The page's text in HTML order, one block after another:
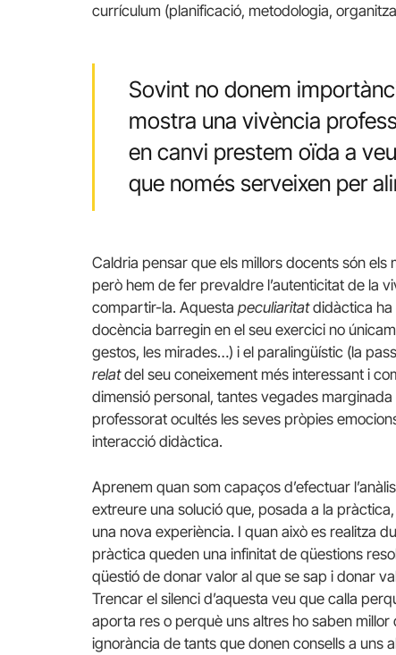
currículum (planificació, metodologia,
Sovint no donem
mostra una vivència
en canvi prestem oïda a
que només serveixen per
Caldria pensar que els millors docents són
però hem de fer prevaldre l’autenticitat de la
compartir-la. Aquesta peculiaritatdidàctica ha
docència barregin en el seu exercici no
gestos, les mirades…) i el paralingüístic (la
relatdel seu coneixement més interessant i
dimensió personal, tantes vegades
professorat ocultés les seves pròpies
interacció didàctica.
Aprenem quan som capaços d’efectuar
extreure una solució que, posada a la
una nova experiència. I quan això es realitza
pràctica queden una infinitat de qüestions
qüestió de donar valor al que se sap i donar
Trencar el silenci d’aquesta veu que calla
aporta res o perquè uns altres ho saben
ignorància de tants que donen consells a uns